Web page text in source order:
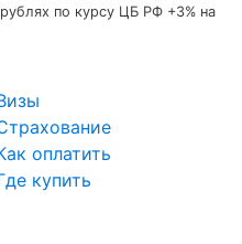
по курсу ЦБ РФ +3% на
оплатить
купить